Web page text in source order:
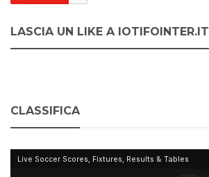
LASCIA UN LIKE A IOTIFOINTER.IT
CLASSIFICA